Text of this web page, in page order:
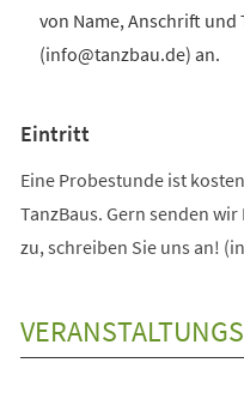
von Name, Anschrift
(info@tanzbau.de) an.
Eintritt
Eine Probestunde ist
TanzBaus. Gern senden
zu, schreiben Sie uns an!